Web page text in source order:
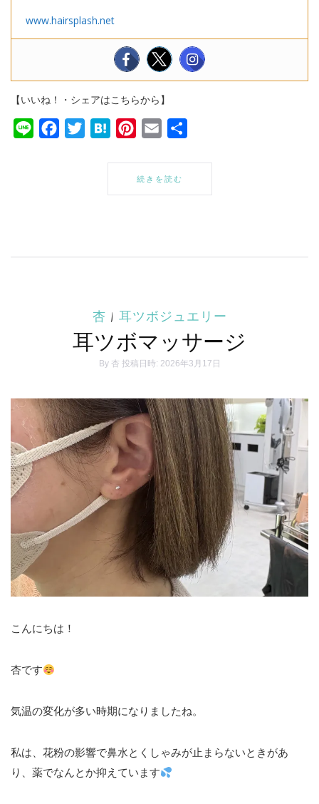
www.hairsplash.net
【いいね！・シェアはこちらから】
Line FacebookTwitterHatenaPinterest
Email
続きを読む
杏 | 耳ツボジュエリー
耳ツボマッサージ
By 杏 投稿日時: 2026年3月17日
こんにちは！
杏です
気温の変化が多い時期になりましたね。
私は、花粉の影響で鼻水とくしゃみが止まらないときがあ
り、薬でなんとか抑えています